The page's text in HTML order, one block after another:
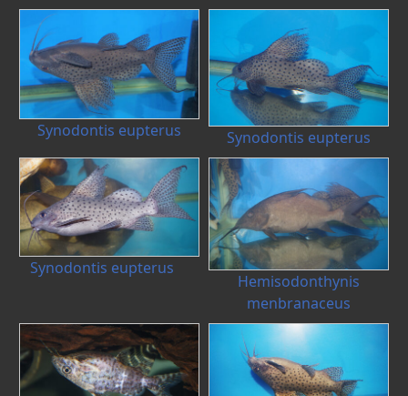
Synodontis eupterus Synodontis eupterus
Synodontis eupterus
Hemisodonthynis
menbranaceus